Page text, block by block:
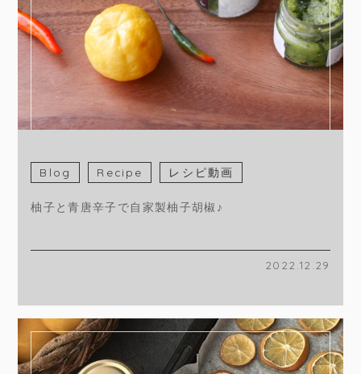
Blog Recipe レシピ動画
柚子と青唐辛子で自家製柚子胡椒♪
2022.12.29